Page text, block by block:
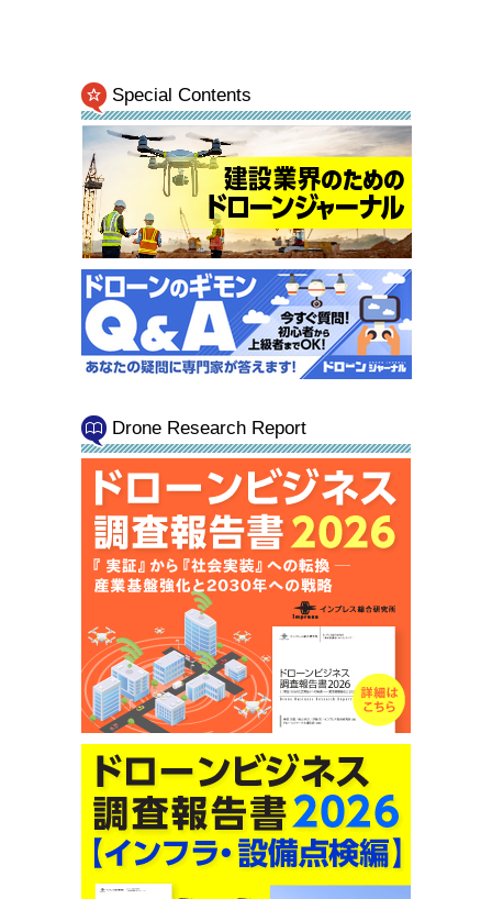
Special Contents
Drone Research Report